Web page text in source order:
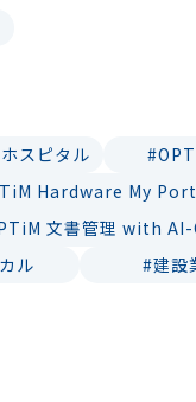
スピタル
Hardware My
文書管理 with AI-
ル
#建設